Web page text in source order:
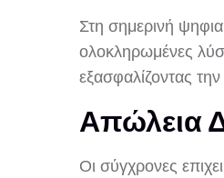
Στη σημερινή
ολοκληρωμένες
εξασφαλίζοντας
Απώλεια
Οι σύγχρονες